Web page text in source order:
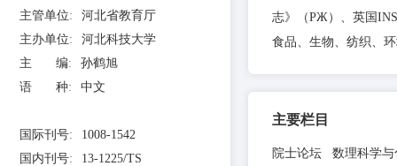
主管单位:
河北省教育厅
主办单位:
河北科技大学
主 编:
孙鹤旭
语 种: 中文
国际刊号:
1008-1542
国内刊号: 13-1225/TS
志》（PЖ）、英国
食品、生物、纺织、
主要栏目
院士论坛 数理科学